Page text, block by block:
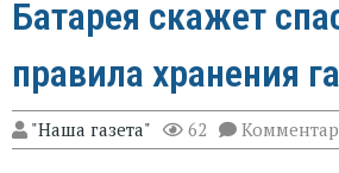
Батарея скажет
правила хранения
"Наша газета" 62